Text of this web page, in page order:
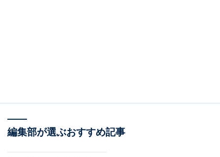
編集部が選ぶおすすめ記事